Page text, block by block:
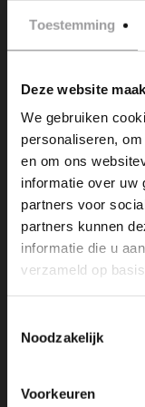
Toestemming
Deze website
We gebruiken
personaliseren,
en om ons
informatie over uw
partners voor
partners kunnen
informatie die u
verzameld op
Noodzakelijk
Voorkeuren
WIL JE DE
Dromen